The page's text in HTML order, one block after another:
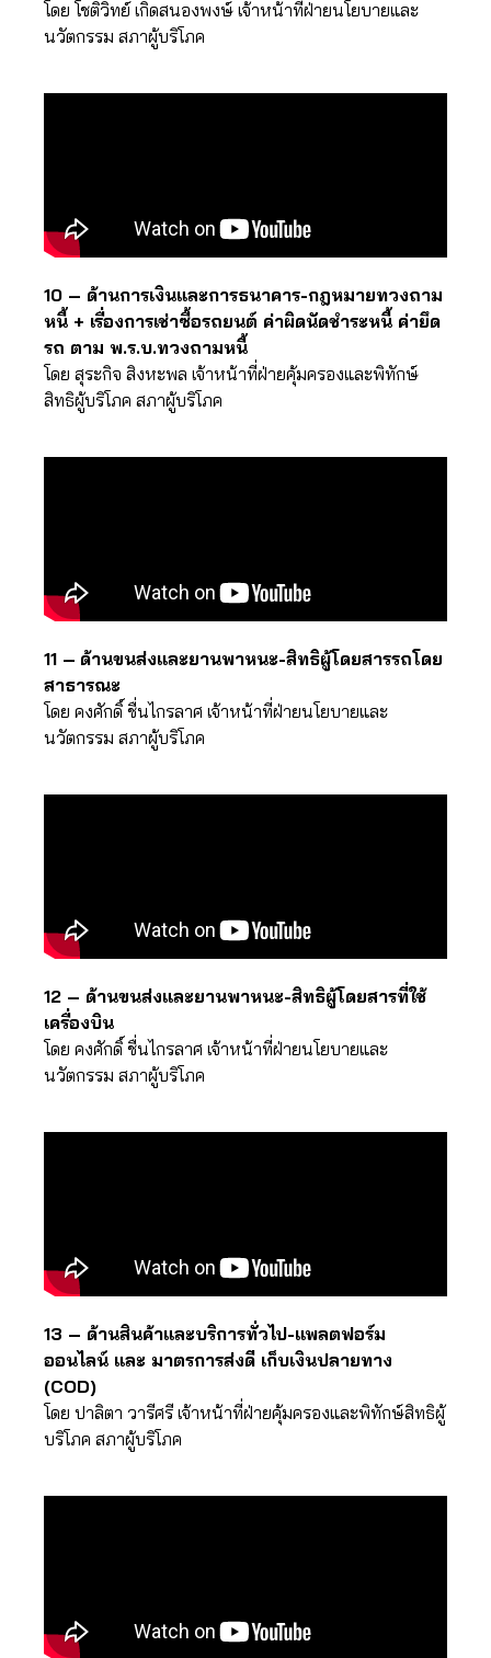
โดย โชติวิทย์ เกิดสนองพงษ์ เจ้าหน้าที่ฝ่ายนโยบายและ
นวัตกรรม สภาผู้บริโภค
10 – ด้านการเงินและการธนาคาร-กฎหมายทวงถาม
หนี้ + เรื่องการเช่าซื้อรถยนต์ ค่าผิดนัดชำระหนี้ ค่ายึด
รถ ตาม พ.ร.บ.ทวงถามหนี้
โดย สุระกิจ สิงหะพล เจ้าหน้าที่ฝ่ายคุ้มครองและพิทักษ์
สิทธิผู้บริโภค สภาผู้บริโภค
11 – ด้านขนส่งและยานพาหนะ-สิทธิผู้โดยสารรถโดย
สาธารณะ
โดย คงศักดิ์ ชื่นไกรลาศ เจ้าหน้าที่ฝ่ายนโยบายและ
นวัตกรรม สภาผู้บริโภค
12 – ด้านขนส่งและยานพาหนะ-สิทธิผู้โดยสารที่ใช้
เครื่องบิน
โดย คงศักดิ์ ชื่นไกรลาศ เจ้าหน้าที่ฝ่ายนโยบายและ
นวัตกรรม สภาผู้บริโภค
13 – ด้านสินค้าและบริการทั่วไป-แพลตฟอร์ม
ออนไลน์ และ มาตรการส่งดี เก็บเงินปลายทาง
(COD)
โดย ปาลิตา วารีศรี เจ้าหน้าที่ฝ่ายคุ้มครองและพิทักษ์สิทธิผู้
บริโภค สภาผู้บริโภค